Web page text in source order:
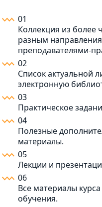
01
Коллекция из более
разным
преподавателями-
02
Список актуальной
электронную
03
Практическое
04
Полезные
материалы.
05
Лекции и
06
Все материалы
обучения.